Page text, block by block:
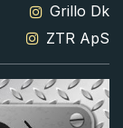
Grillo Dk
ZTR ApS